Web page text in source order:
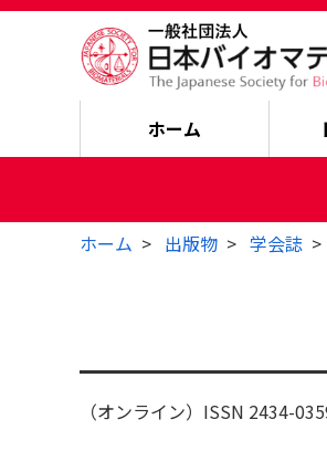
ホーム
ホーム 出版物 学会誌
（オンライン）ISSN 2434-